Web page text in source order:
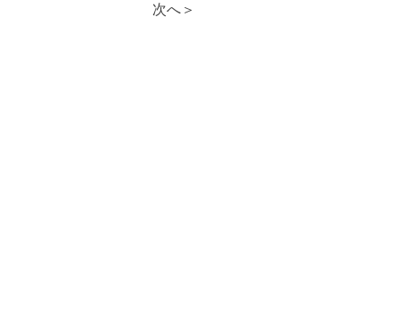
次へ＞